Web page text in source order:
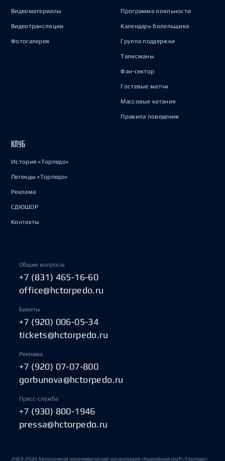
Видеоматериалы
Видеотрансляции
Фотогалерея
Программа лояльности
Календарь болельщика
Группа поддержки
Талисманы
Фан-сектор
Гостевые матчи
Массовые катания
Правила поведения
КЛУБ
История «Торпедо»
Легенды «Торпедо»
Реклама
СДЮШОР
Контакты
Общие вопросы
+7 (831) 465-16-60
office@hctorpedo.ru
Билеты
+7 (920) 006-05-34
tickets@hctorpedo.ru
Реклама
+7 (920) 07-07-800
gorbunova@hctorpedo.ru
Пресс-служба
+7 (930) 800-1946
pressa@hctorpedo.ru
2003-2026 Автономная некоммерческая организация «Хоккейный клуб «Торпедо»